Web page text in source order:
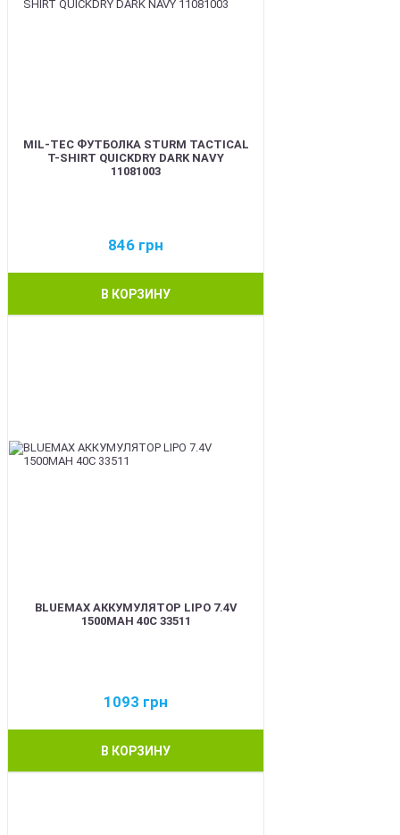
MIL-TEC ФУТБОЛКА STURM TACTICAL
T-SHIRT QUICKDRY DARK NAVY
11081003
846 грн
В КОРЗИНУ
BLUEMAX АККУМУЛЯТОР LIPO 7.4V
1500MAH 40C 33511
1093 грн
В КОРЗИНУ